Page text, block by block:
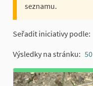
seznamu.
Seřadit iniciativy podle:
Výsledky na stránku: 50